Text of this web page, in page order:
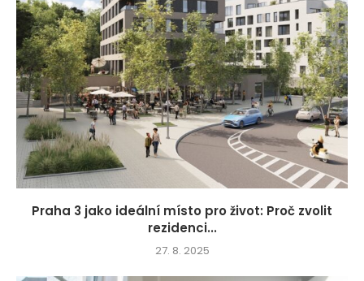
Praha 3 jako ideální místo pro život: Proč zvolit
rezidenci...
27. 8. 2025